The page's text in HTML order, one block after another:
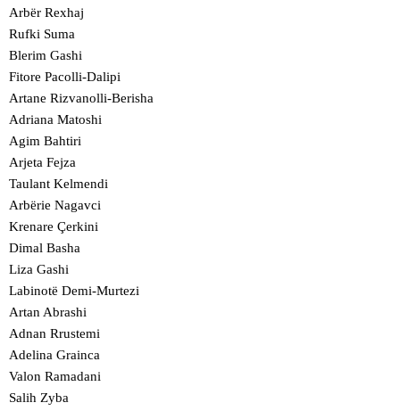
Arbër Rexhaj
Rufki Suma
Blerim Gashi
Fitore Pacolli-Dalipi
Artane Rizvanolli-Berisha
Adriana Matoshi
Agim Bahtiri
Arjeta Fejza
Taulant Kelmendi
Arbërie Nagavci
Krenare Çerkini
Dimal Basha
Liza Gashi
Labinotë Demi-Murtezi
Artan Abrashi
Adnan Rrustemi
Adelina Grainca
Valon Ramadani
Salih Zyba